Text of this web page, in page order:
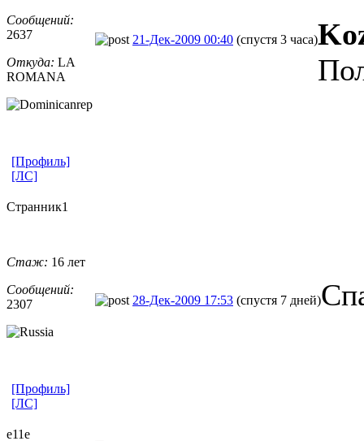
Сообщений:
2637
Откуда: LA
ROMANA
21-Дек-2009 00:40 (спустя 3 часа)
[Профиль]
[ЛС]
Странник1
Стаж: 16 лет
Сообщений:
2307
28-Дек-2009 17:53 (спустя 7 дней)
[Профиль]
[ЛС]
e11e